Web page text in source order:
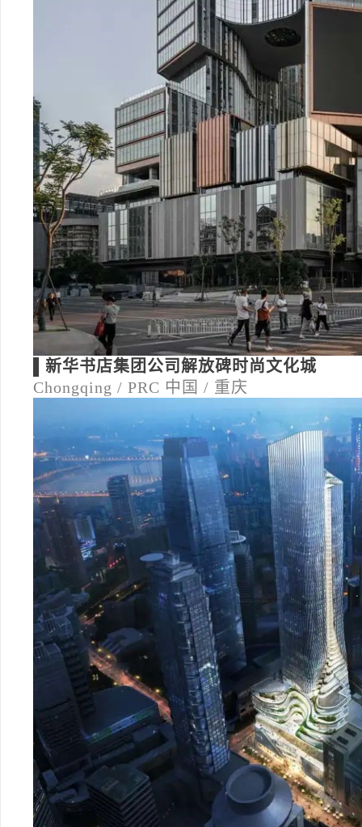
▌新华书店集团公司解放碑时尚文化城
Chongqing / PRC 中国 / 重庆